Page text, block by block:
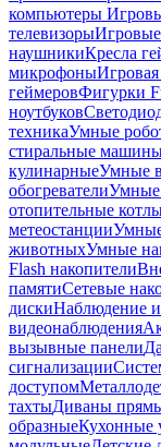
компьютеры
телевизоры
наушникиКресла
микрофоны
геймеровФигурки
ноутбуков
техникаУмные
стиральные
кулинарныеУмные
обогревателиУмные
отопительные
метеостанции
животныхУмные
Flash накопители
памятиСетевые
дискиНаблюдение и
видеонаблюдения
вызывные панели
сигнализации
доступом
тахтыДиваны
образныеКухонные